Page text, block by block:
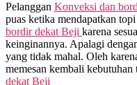
Pelanggan Konveksi dan
puas ketika mendapatkan
bordir dekat Beji karena
keinginannya. Apalagi
yang tidak mahal. Oleh
memesan kembali kebutuhan
dekat Beji